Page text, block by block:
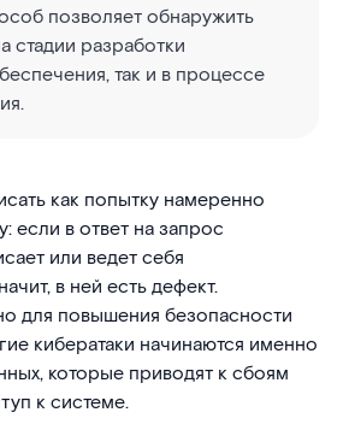
позволяет обнаружить
стадии разработки
так и в процессе
как попытку намеренно
если в ответ на запрос
или ведет себя
в ней есть дефект.
для повышения безопасности
кибератаки начинаются именно
которые приводят к сбоям
к системе.